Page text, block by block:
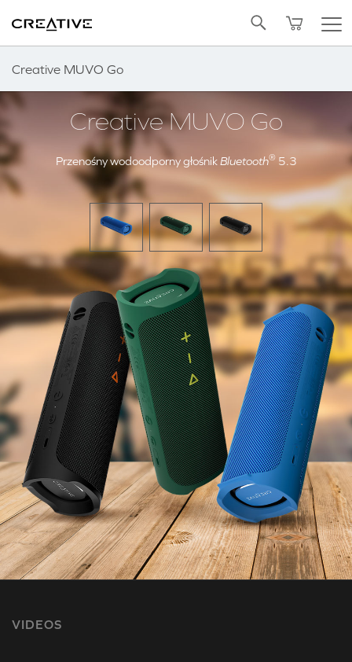
Creative MUVO Go
Powrót do góry
Creative MUVO Go
Przenośny wodoodporny głośnikBluetooth®5.3
VIDEOS